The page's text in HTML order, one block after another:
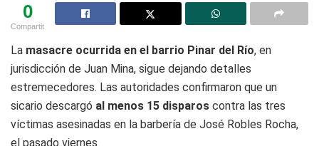
0
Compartit
La masacre ocurrida en el barrio Pinar del Río, en
jurisdicción de Juan Mina, sigue dejando detalles
estremecedores. Las autoridades confirmaron que un
sicario descargó al menos 15 disparos contra las tres
víctimas asesinadas en la barbería de José Robles Rocha,
el pasado viernes.